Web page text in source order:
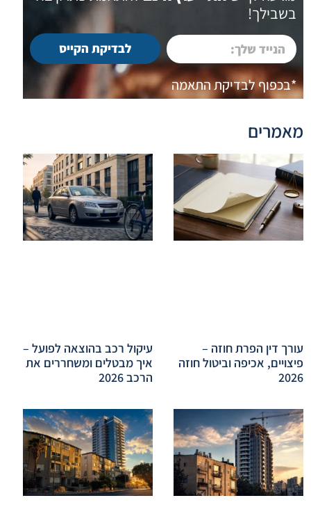
בשבילך!
לבדיקת הקייס
*בכפוף לבדיקת התאמה
מאמרים
עורך דין הפרת חוזה –
פיצויים, אכיפה וביטול חוזה
2026
עיקול רכב בהוצאה לפועל –
איך מבטלים ומשחררים את
הרכב 2026